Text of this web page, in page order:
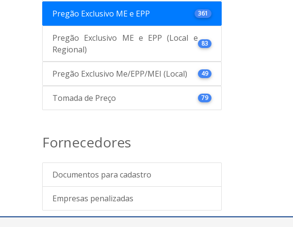
Pregão Exclusivo ME e EPP 361
Pregão Exclusivo ME e EPP (Local e
Regional)
83
Pregão Exclusivo Me/EPP/MEI (Local) 49
Tomada de Preço 79
Fornecedores
Documentos para cadastro
Empresas penalizadas